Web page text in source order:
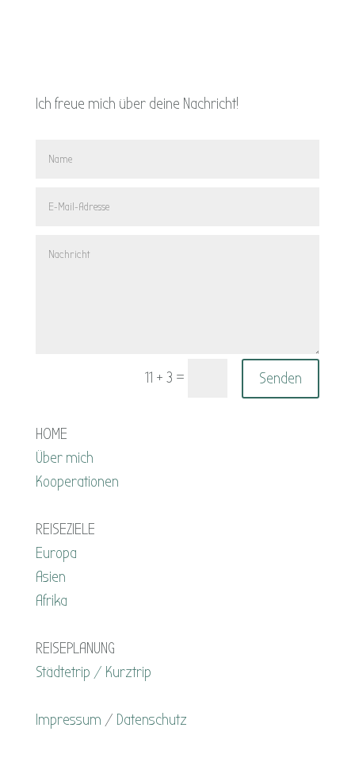
Ich freue mich über deine Nachricht!
11 + 3 = Senden
HOME
Über mich
Kooperationen
REISEZIELE
Europa
Asien
Afrika
REISEPLANUNG
Städtetrip / Kurztrip
Impressum / Datenschutz